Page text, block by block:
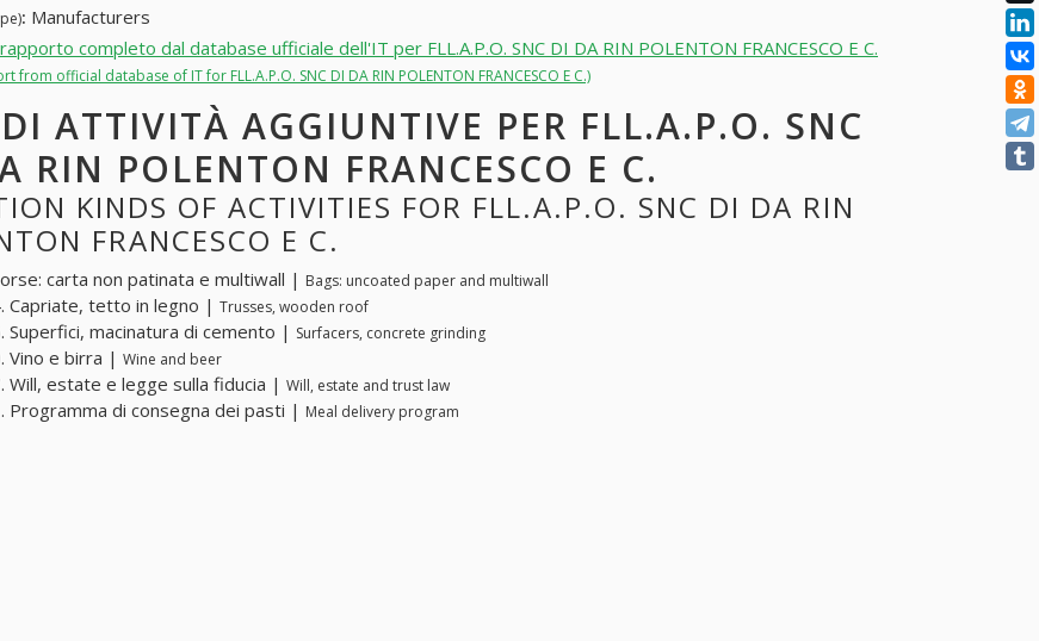
: Manufacturers
completo dal database ufficiale dell'IT per FLL.A.P.O. SNC DI DA RIN POLENTON FRANCESCO E C.
from official database of IT for FLL.A.P.O. SNC DI DA RIN POLENTON FRANCESCO E C.)
ATTIVITÀ AGGIUNTIVE PER FLL.A.P.O. SNC
RIN POLENTON FRANCESCO E C.
KINDS OF ACTIVITIES FOR FLL.A.P.O. SNC DI DA RIN
FRANCESCO E C.
carta non patinata e multiwall | Bags: uncoated paper and multiwall
Capriate, tetto in legno | Trusses, wooden roof
Superfici, macinatura di cemento | Surfacers, concrete grinding
Vino e birra | Wine and beer
Will, estate e legge sulla fiducia | Will, estate and trust law
Programma di consegna dei pasti | Meal delivery program